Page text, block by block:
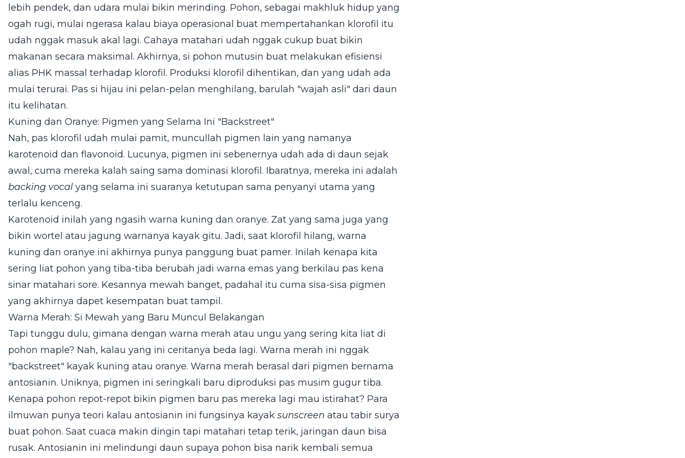
lebih pendek, dan udara mulai bikin merinding. Pohon, sebagai makhluk hidup yang
ogah rugi, mulai ngerasa kalau biaya operasional buat mempertahankan klorofil itu
udah nggak masuk akal lagi. Cahaya matahari udah nggak cukup buat bikin
makanan secara maksimal. Akhirnya, si pohon mutusin buat melakukan efisiensi
alias PHK massal terhadap klorofil. Produksi klorofil dihentikan, dan yang udah ada
mulai terurai. Pas si hijau ini pelan-pelan menghilang, barulah "wajah asli" dari daun
itu kelihatan.
Kuning dan Oranye: Pigmen yang Selama Ini "Backstreet"
Nah, pas klorofil udah mulai pamit, muncullah pigmen lain yang namanya
karotenoid dan flavonoid. Lucunya, pigmen ini sebenernya udah ada di daun sejak
awal, cuma mereka kalah saing sama dominasi klorofil. Ibaratnya, mereka ini adalah
backing vocal yang selama ini suaranya ketutupan sama penyanyi utama yang
terlalu kenceng.
Karotenoid inilah yang ngasih warna kuning dan oranye. Zat yang sama juga yang
bikin wortel atau jagung warnanya kayak gitu. Jadi, saat klorofil hilang, warna
kuning dan oranye ini akhirnya punya panggung buat pamer. Inilah kenapa kita
sering liat pohon yang tiba-tiba berubah jadi warna emas yang berkilau pas kena
sinar matahari sore. Kesannya mewah banget, padahal itu cuma sisa-sisa pigmen
yang akhirnya dapet kesempatan buat tampil.
Warna Merah: Si Mewah yang Baru Muncul Belakangan
Tapi tunggu dulu, gimana dengan warna merah atau ungu yang sering kita liat di
pohon maple? Nah, kalau yang ini ceritanya beda lagi. Warna merah ini nggak
"backstreet" kayak kuning atau oranye. Warna merah berasal dari pigmen bernama
antosianin. Uniknya, pigmen ini seringkali baru diproduksi pas musim gugur tiba.
Kenapa pohon repot-repot bikin pigmen baru pas mereka lagi mau istirahat? Para
ilmuwan punya teori kalau antosianin ini fungsinya kayak sunscreen atau tabir surya
buat pohon. Saat cuaca makin dingin tapi matahari tetap terik, jaringan daun bisa
rusak. Antosianin ini melindungi daun supaya pohon bisa narik kembali semua